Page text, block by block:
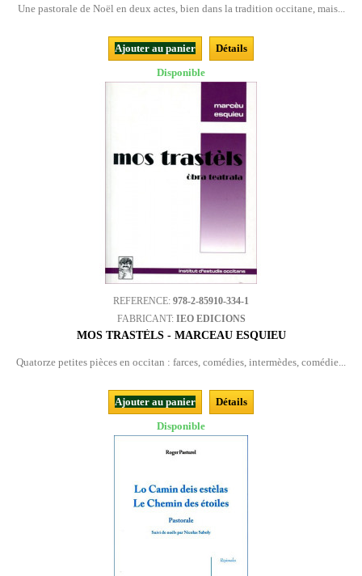
Une pastorale de Noël en deux actes, bien dans la tradition occitane, mais...
Ajouter au panier
Détails
Disponible
REFERENCE: 978-2-85910-334-1
FABRICANT: IEO EDICIONS
MOS TRASTÈLS - MARCEAU ESQUIEU
Quatorze petites pièces en occitan : farces, comédies, intermèdes, comédie...
Ajouter au panier
Détails
Disponible